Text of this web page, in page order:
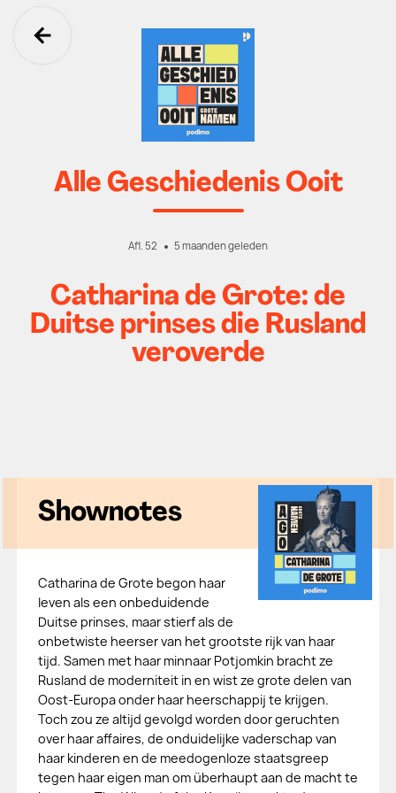
Ga terug
Alle Geschiedenis Ooit
Afl. 52 5 maanden geleden
Catharina de Grote: de
Duitse prinses die Rusland
veroverde
Shownotes
Catharina de Grote begon haar
leven als een onbeduidende
Duitse prinses, maar stierf als de
onbetwiste heerser van het grootste rijk van haar
tijd. Samen met haar minnaar Potjomkin bracht ze
Rusland de moderniteit in en wist ze grote delen van
Oost-Europa onder haar heerschappij te krijgen.
Toch zou ze altijd gevolgd worden door geruchten
over haar affaires, de onduidelijke vaderschap van
haar kinderen en de meedogenloze staatsgreep
tegen haar eigen man om überhaupt aan de macht te